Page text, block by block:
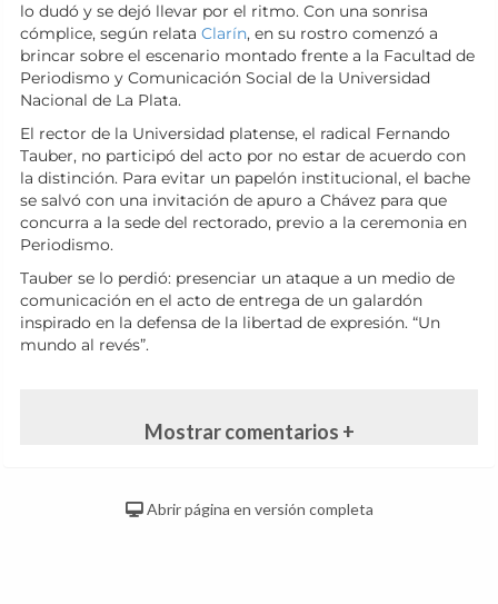
lo dudó y se dejó llevar por el ritmo. Con una sonrisa
cómplice, según relata Clarín, en su rostro comenzó a
brincar sobre el escenario montado frente a la Facultad de
Periodismo y Comunicación Social de la Universidad
Nacional de La Plata.
El rector de la Universidad platense, el radical Fernando
Tauber, no participó del acto por no estar de acuerdo con
la distinción. Para evitar un papelón institucional, el bache
se salvó con una invitación de apuro a Chávez para que
concurra a la sede del rectorado, previo a la ceremonia en
Periodismo.
Tauber se lo perdió: presenciar un ataque a un medio de
comunicación en el acto de entrega de un galardón
inspirado en la defensa de la libertad de expresión. “Un
mundo al revés”.
Mostrar comentarios +
Abrir página en versión completa